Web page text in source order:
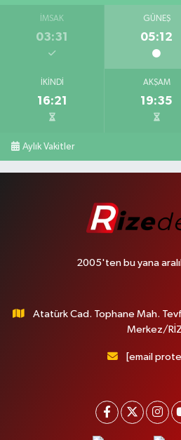
İMSAK
03:31
GÜNEŞ
05:12
İKINDI
16:21
AKŞAM
19:35
Aylık Vakitler
2005'ten bu yana
Atatürk Cad. Tophane Mah.
Merkez/
[email